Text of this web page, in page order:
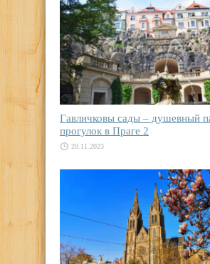
Гавличковы сады – душевный
прогулок в Праге 2
20.11.2023